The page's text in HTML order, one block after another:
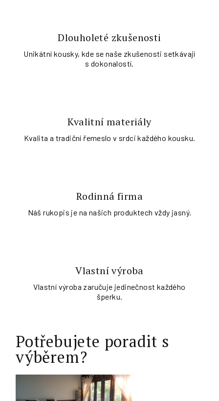
Dlouholeté zkušenosti
Unikátní kousky, kde se naše zkušenosti setkávají
s dokonalostí.
Kvalitní materiály
Kvalita a tradiční řemeslo v srdci každého kousku.
Rodinná firma
Náš rukopis je na našich produktech vždy jasný.
Vlastní výroba
Vlastní výroba zaručuje jedinečnost každého
šperku.
Potřebujete poradit s
výběrem?